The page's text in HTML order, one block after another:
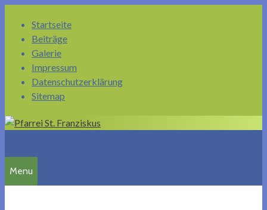
Inhalt
Startseite
Beiträge
Galerie
Impressum
Datenschutzerklärung
Sitemap
Menu